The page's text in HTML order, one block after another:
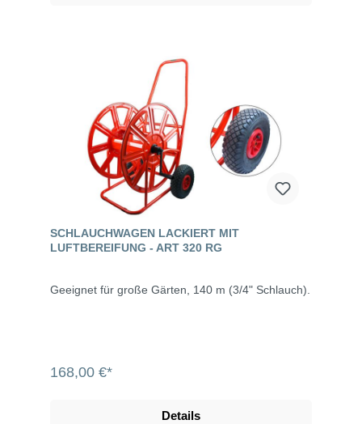
SCHLAUCHWAGEN LACKIERT MIT
LUFTBEREIFUNG - ART 320 RG
Geeignet für große Gärten, 140 m (3/4" Schlauch).
168,00 €*
Details